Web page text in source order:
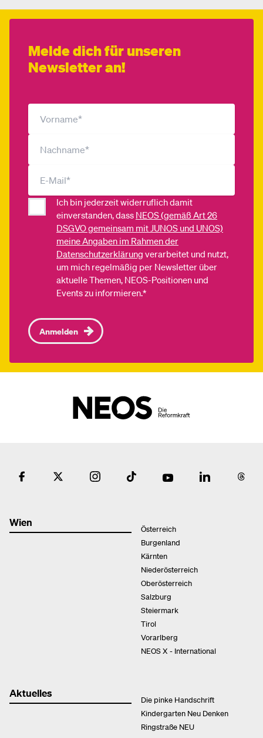
Melde dich für unseren
Newsletter an!
Ich bin jederzeit widerruflich damit
einverstanden, dass NEOS (gemäß Art 26
DSGVO gemeinsam mit JUNOS und UNOS)
meine Angaben im Rahmen der
Datenschutzerklärung verarbeitet und nutzt,
um mich regelmäßig per Newsletter über
aktuelle Themen, NEOS-Positionen und
Events zu informieren.*
Anmelden
Wien
Österreich
Burgenland
Kärnten
Niederösterreich
Oberösterreich
Salzburg
Steiermark
Tirol
Vorarlberg
NEOS X - International
Aktuelles
Die pinke Handschrift
Kindergarten Neu Denken
Ringstraße NEU